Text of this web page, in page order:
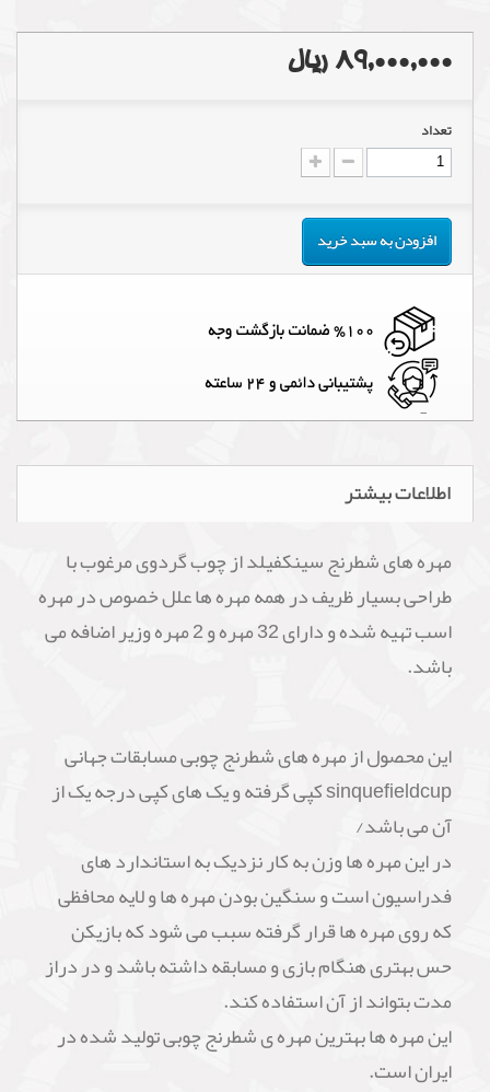
89,000,000 ریال
تعداد
افزودن به سبد خرید
اطلاعات بیشتر
مهره های شطرنج سینکفیلد از چوب گردوی مرغوب با
طراحی بسیار ظریف در همه مهره ها علل خصوص در مهره
اسب تهیه شده و دارای 32 مهره و 2 مهره وزیر اضافه می
باشد.
این محصول از مهره های شطرنج چوبی مسابقات جهانی
sinquefieldcup کپی گرفته و یک های کپی درجه یک از
آن می باشد/
در این مهره ها وزن به کار نزدیک به استاندارد های
فدراسیون است و سنگین بودن مهره ها و لایه محافظی
که روی مهره ها قرار گرفته سبب می شود که بازیکن
حس بهتری هنگام بازی و مسابقه داشته باشد و در دراز
مدت بتواند از آن استفاده کند.
این مهره ها بهترین مهره ی شطرنج چوبی تولید شده در
ایران است.